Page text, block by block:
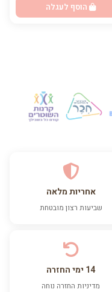
הוסף לעגלה
אחריות מלאה
שביעות רצון מובטחת
14 ימי החזרה
מדיניות החזרה נוחה